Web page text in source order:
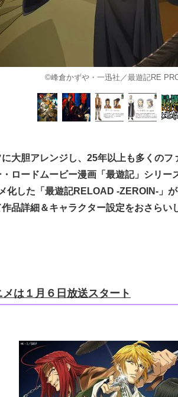
©峰倉かずや・一迅社／最遊記RE
に大胆アレンジし、25年以上も多くの
ロードムービー漫画「最遊記」シリー
化した「最遊記RELOAD -ZEROIN-」
品詳細＆キャラクター設定をおさらい
メは１月６日放送スタート